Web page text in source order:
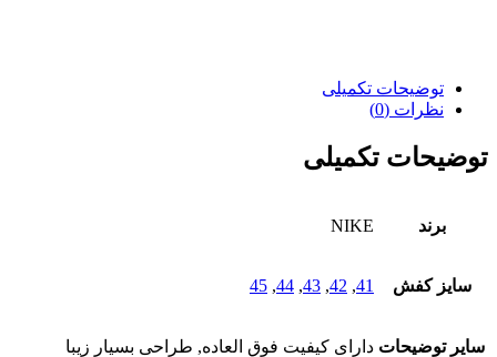
توضیحات تکمیلی
نظرات (0)
توضیحات تکمیلی
برند NIKE
سایز کفش 41
,
42
,
43
,
44
,
45
سایر توضیحات دارای کیفیت فوق العاده, طراحی بسیار زیبا